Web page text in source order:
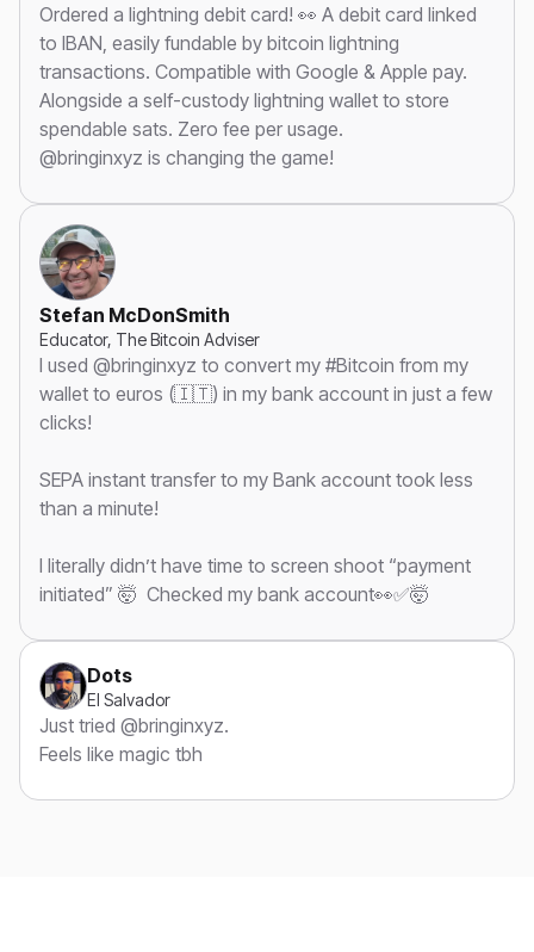
Ordered a lightning debit card! 👀 A debit card linked
to IBAN, easily fundable by bitcoin lightning
transactions. Compatible with Google & Apple pay.
Alongside a self-custody lightning wallet to store
spendable sats. Zero fee per usage.
@bringinxyz is changing the game!
Stefan McDonSmith
Educator, The Bitcoin Adviser
I used @bringinxyz to convert my #Bitcoin from my
wallet to euros (🇮🇹) in my bank account in just a few
clicks!
SEPA instant transfer to my Bank account took less
than a minute!
I literally didn’t have time to screen shoot “payment
initiated” 🤯 Checked my bank account👀✅🤯
Dots
El Salvador
Just tried @bringinxyz.
Feels like magic tbh